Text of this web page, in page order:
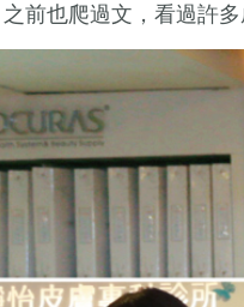
前也爬過文，看過許